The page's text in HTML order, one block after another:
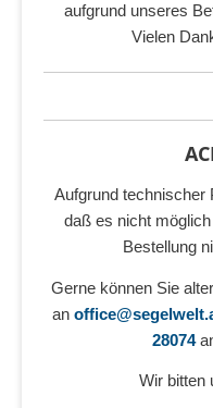
aufgrund unseres
Vielen
Aufgrund technischer
daß es nicht
Bestellung
Gerne können Sie
an
28074
Wir bitten